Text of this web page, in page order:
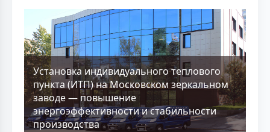
Установка индивидуального теплового
пункта (ИТП) на Московском зеркальном
заводе — повышение
энергоэффективности и стабильности
производства